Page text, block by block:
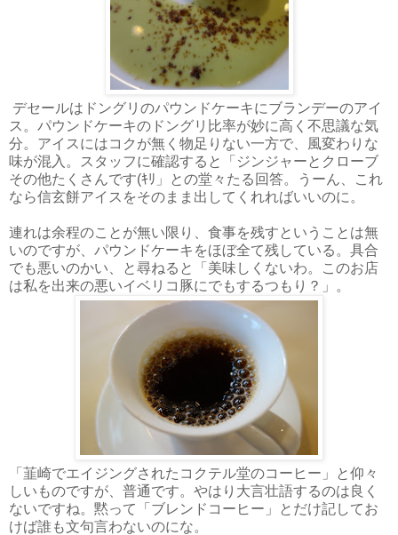
デセールはドングリのパウンドケーキにブランデーのアイ
ス。パウンドケーキのドングリ比率が妙に高く不思議な気
分。アイスにはコクが無く物足りない一方で、風変わりな
味が混入。スタッフに確認すると「ジンジャーとクローブ
その他たくさんです(ｷﾘ」との堂々たる回答。うーん、これ
なら信玄餅アイスをそのまま出してくれればいいのに。
連れは余程のことが無い限り、食事を残すということは無
いのですが、パウンドケーキをほぼ全て残している。具合
でも悪いのかい、と尋ねると「美味しくないわ。このお店
は私を出来の悪いイベリコ豚にでもするつもり？」。
「韮崎でエイジングされたコクテル堂のコーヒー」と仰々
しいものですが、普通です。やはり大言壮語するのは良く
ないですね。黙って「ブレンドコーヒー」とだけ記してお
けば誰も文句言わないのにな。